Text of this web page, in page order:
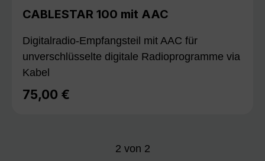
CABLESTAR 100 mit AAC
Digitalradio-Empfangsteil mit AAC für
unverschlüsselte digitale Radioprogramme via
Kabel
Regulärer Preis:
75,00 €
2 von 2